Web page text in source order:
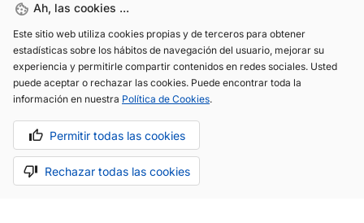
Ah, las cookies ...
Este sitio web utiliza cookies propias y de terceros para obtener
estadísticas sobre los hábitos de navegación del usuario, mejorar su
experiencia y permitirle compartir contenidos en redes sociales. Usted
puede aceptar o rechazar las cookies. Puede encontrar toda la
información en nuestra Política de Cookies.
Permitir todas las cookies
Rechazar todas las cookies
Ah, las cookies ...
Este sitio web utiliza cookies propias y de terceros para obtener
estadísticas sobre los hábitos de navegación del usuario, mejorar su
experiencia y permitirle compartir contenidos en redes sociales. Usted
puede aceptar o rechazar las cookies. Puede encontrar toda la
información en nuestra Política de Cookies.
Permitir todas las cookies
Rechazar todas las cookies
info@motoreto.com
Aviso legal Política de cookies